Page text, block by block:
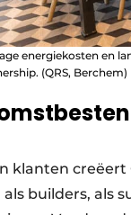
energiekosten en
(QRS, Berchem)
klanten creëert
builders, als